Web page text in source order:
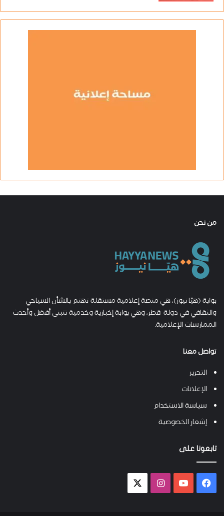
من نحن
بوابة (هيّا نيوز)، هي منصة إعلامية مستقلة تهتم بالشأن السياحي
والثقافي في دولة قطر، وهي بوابة إخبارية وخدمية تتبنى أفضل وأحدث
الممارسات الإعلامية.
تواصل معنا
التحرير
الإعلانات
سياسة الاستخدام
إشعار الخصوصية
تابعونا على
فيسبوك يوتيوب انستقرام